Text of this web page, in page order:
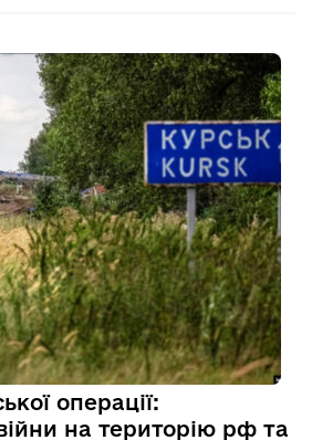
операції:
на територію рф та